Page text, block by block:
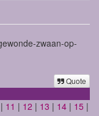
zwaan-op-
Quote
| 11 | 12 | 13 | 14 | 15 |